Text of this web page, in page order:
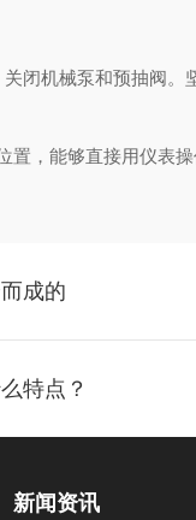
机械泵和预抽阀。
能够直接用仪表操
成的
特点？
新闻资讯